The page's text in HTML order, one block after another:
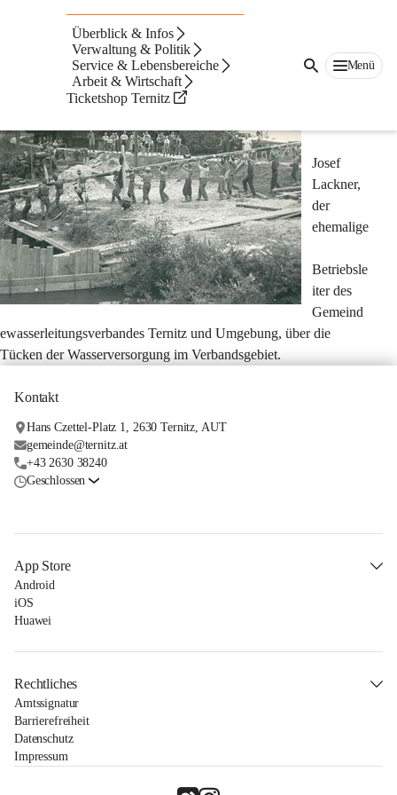
Überblick & Infos
Verwaltung & Politik
Service & Lebensbereiche
Arbeit & Wirtschaft
Ticketshop Ternitz
Menü
Wasser gibt es nie
genug!
Josef
Lackner,
der
ehemalige
Betriebsle
iter des
Gemeind
ewasserleitungsverbandes Ternitz und Umgebung, über die
Tücken der Wasserversorgung im Verbandsgebiet.
Kontakt
Hans Czettel-Platz 1, 2630 Ternitz, AUT
gemeinde@ternitz.at
+43 2630 38240
Geschlossen
App Store
Android
iOS
Huawei
Rechtliches
Amtssignatur
Barrierefreiheit
Datenschutz
Impressum